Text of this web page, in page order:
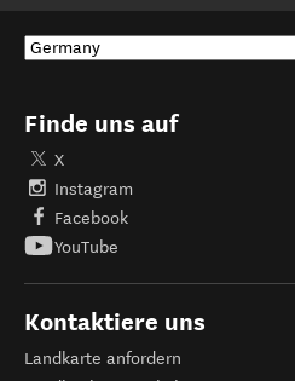
Finde uns auf
X
Instagram
Facebook
YouTube
Kontaktiere uns
Landkarte anfordern